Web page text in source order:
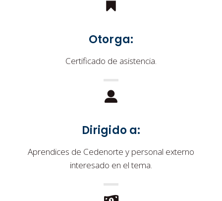
Otorga:
Certificado de asistencia.
Dirigido a:
Aprendices de Cedenorte y personal externo
interesado en el tema.